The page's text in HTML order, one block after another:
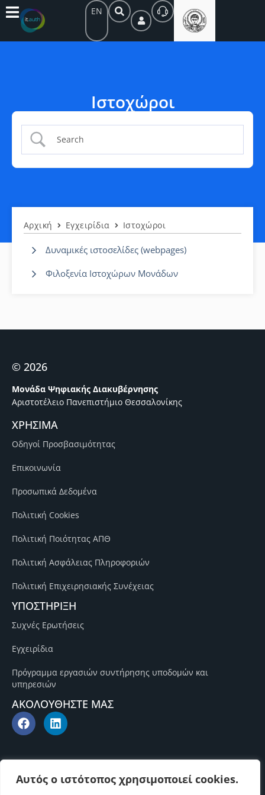
Αυτός ο ιστότοπος χρησιμοποιεί cookies.
EN
Ιστοχώροι
Αρχική Εγχειρίδια Ιστοχώροι
Δυναμικές ιστοσελίδες (webpages)
Φιλοξενία Ιστοχώρων Μονάδων
© 2026
Μονάδα Ψηφιακής Διακυβέρνησης
Αριστοτέλειο Πανεπιστήμιο Θεσσαλονίκης
ΧΡΗΣΙΜΑ
Οδηγοί Προσβασιμότητας
Επικοινωνία
Προσωπικά Δεδομένα
Πολιτική Cookies
Πολιτική Ποιότητας ΑΠΘ
Πολιτική Ασφάλειας Πληροφοριών
Πολιτική Επιχειρησιακής Συνέχειας
ΥΠΟΣΤΗΡΙΞΗ
Συχνές Ερωτήσεις
Εγχειρίδια
Πρόγραμμα εργασιών συντήρησης υποδομών και
υπηρεσιών
ΑΚΟΛΟΥΘΗΣΤΕ ΜΑΣ